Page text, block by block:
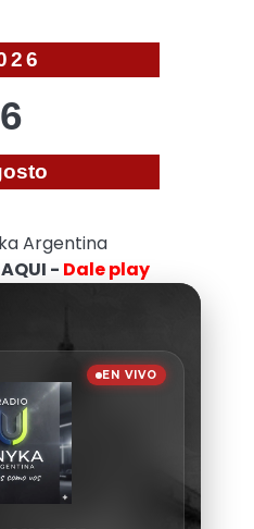
6
Argentina
- Dale play